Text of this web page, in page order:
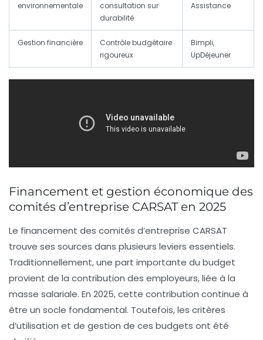
environnementale
consultation sur
durabilité
Assistance
Gestion financière
Contrôle budgétaire
rigoureux
Bimpli,
UpDéjeuner
Financement et gestion économique des
comités d’entreprise CARSAT en 2025
Le financement des comités d’entreprise CARSAT
trouve ses sources dans plusieurs leviers essentiels.
Traditionnellement, une part importante du budget
provient de la contribution des employeurs, liée à la
masse salariale. En 2025, cette contribution continue à
être un socle fondamental. Toutefois, les critères
d’utilisation et de gestion de ces budgets ont été